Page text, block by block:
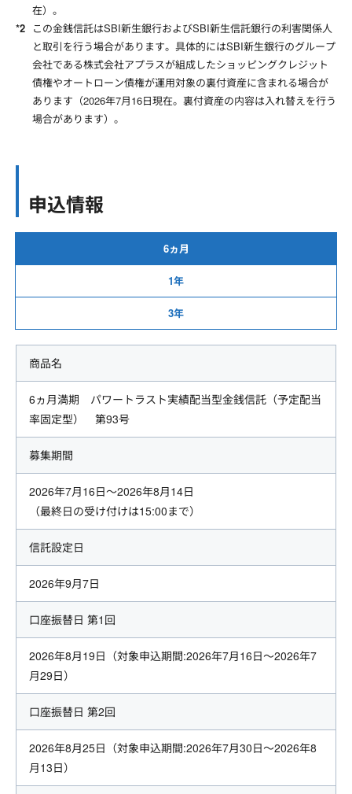
在）。
この金銭信託はSBI新生銀行およびSBI新生信託銀行の利害関係人
と取引を行う場合があります。具体的にはSBI新生銀行のグループ
会社である株式会社アプラスが組成したショッピングクレジット
債権やオートローン債権が運用対象の裏付資産に含まれる場合が
あります（2026年7月16日現在。裏付資産の内容は入れ替えを行う
場合があります）。
申込情報
6ヵ月
1年
3年
商品名
6ヵ月満期 パワートラスト実績配当型金銭信託（予定配当
率固定型） 第93号
募集期間
2026年7月16日～2026年8月14日
（最終日の受け付けは15:00まで）
信託設定日
2026年9月7日
口座振替日 第1回
2026年8月19日 （対象申込期間:2026年7月16日～2026年7
月29日）
口座振替日 第2回
2026年8月25日 （対象申込期間:2026年7月30日～2026年8
月13日）